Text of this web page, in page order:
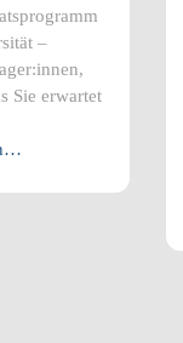
–
Sie erwartet